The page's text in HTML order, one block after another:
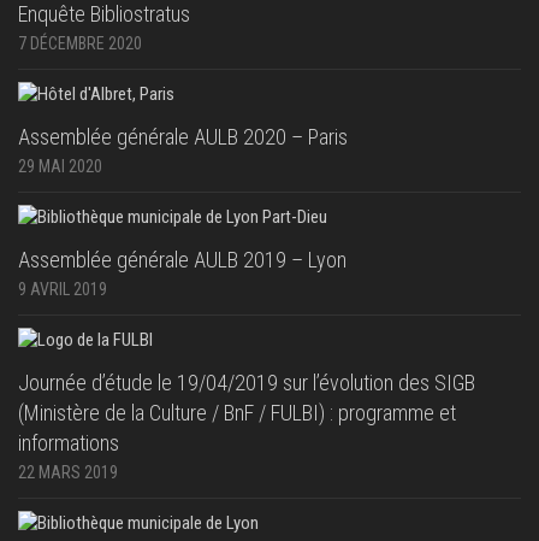
Enquête Bibliostratus
7 DÉCEMBRE 2020
Assemblée générale AULB 2020 – Paris
29 MAI 2020
Assemblée générale AULB 2019 – Lyon
9 AVRIL 2019
Journée d’étude le 19/04/2019 sur l’évolution des SIGB
(Ministère de la Culture / BnF / FULBI) : programme et
informations
22 MARS 2019